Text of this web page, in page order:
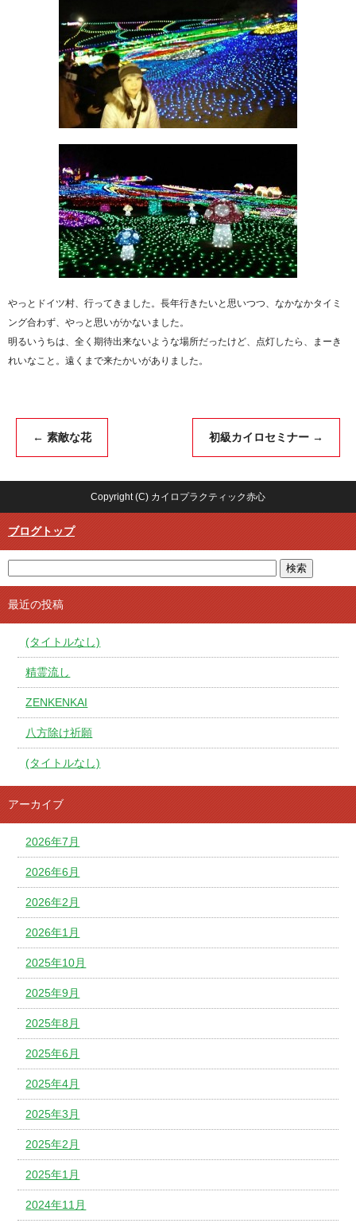
やっとドイツ村、行ってきました。長年行きたいと思いつつ、なかなかタイミ
ング合わず、やっと思いがかないました。
明るいうちは、全く期待出来ないような場所だったけど、点灯したら、まーき
れいなこと。遠くまで来たかいがありました。
← 素敵な花 初級カイロセミナー →
Copyright (C) カイロプラクティック赤心
ブログトップ
最近の投稿
(タイトルなし)
精霊流し
ZENKENKAI
八方除け祈願
(タイトルなし)
アーカイブ
2026年7月
2026年6月
2026年2月
2026年1月
2025年10月
2025年9月
2025年8月
2025年6月
2025年4月
2025年3月
2025年2月
2025年1月
2024年11月